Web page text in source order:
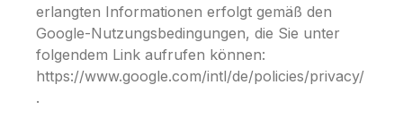
erlangten Informationen erfolgt gemäß den
Google-Nutzungsbedingungen, die Sie unter
folgendem Link aufrufen können:
https://www.google.com/intl/de/policies/privacy/
.